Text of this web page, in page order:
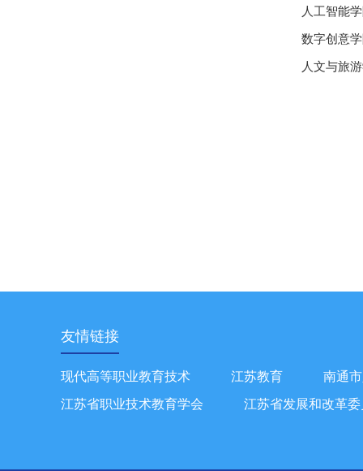
人工智能
数字创意
人文与旅
友情链接
现代高等职业教育技术 江苏教育
南通
江苏省职业技术教育学会
江苏省发展和改革